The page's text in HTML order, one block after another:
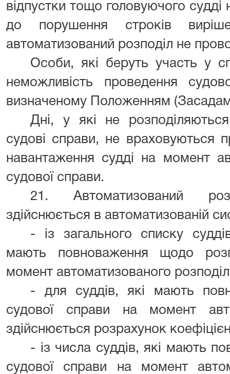
відпустки тощо головуючого
до порушення строків
автоматизований розподіл не
Особи, які беруть участь у
неможливість проведення
визначеному Положенням
Дні, у які не
судові справи, не враховуються
навантаження судді на момент
судової справи.
21. Автоматизований
здійснюється в автоматизованій
- із загального списку
мають повноваження щодо
момент автоматизованого
- для суддів, які мають
судової справи на момент
здійснюється розрахунок
- із числа суддів, які мають
судової справи на момент